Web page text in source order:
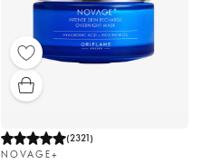
(2321)
NOVAGE+